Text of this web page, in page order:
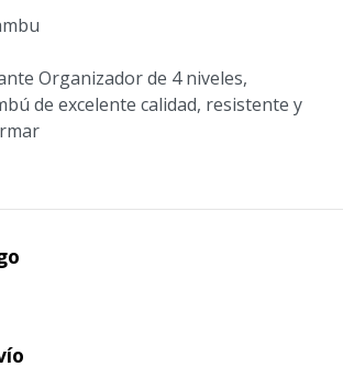
Organizador de 4 niveles,
de excelente calidad, resistente y